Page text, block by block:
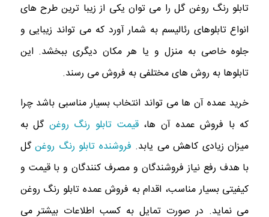
تابلو رنگ روغن گل را می توان یکی از زیبا ترین طرح های
انواع تابلوهای رئالیسم به شمار آورد که می تواند زیبایی و
جلوه خاصی به منزل و یا هر مکان دیگری ببخشد. این
تابلوها به روش های مختلفی به فروش می رسند.
خرید عمده آن ها می تواند انتخاب بسیار مناسبی باشد چرا
که با فروش عمده آن ها،قیمت تابلو رنگ روغن گل به
میزان زیادی کاهش می یابد. فروشنده تابلو رنگ روغنگل
با هدف رفع نیاز فروشندگان و مصرف کنندگان و با قیمت و
کیفیتی بسیار مناسب، اقدام به فروش عمده تابلو رنگ روغن
می نماید. در صورت تمایل به کسب اطلاعات بیشتر می